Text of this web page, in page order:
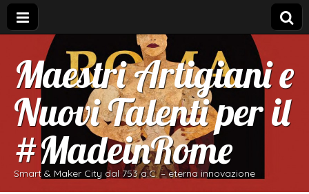
Maestri Artigiani e
Nuovi Talenti per il
#MadeinRome
Smart & Maker City dal 753 a.C. – eterna innovazione